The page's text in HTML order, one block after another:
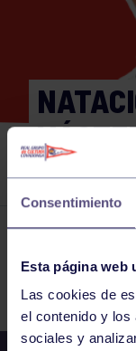
Consentimiento
Esta página web
Las cookies de
el contenido y los
sociales y